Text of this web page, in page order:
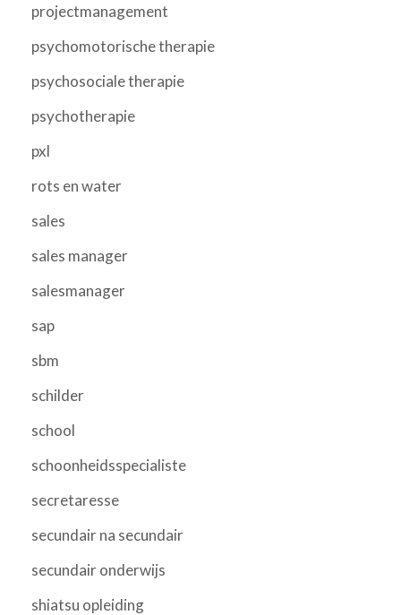
projectmanagement
psychomotorische therapie
psychosociale therapie
psychotherapie
pxl
rots en water
sales
sales manager
salesmanager
sap
sbm
schilder
school
schoonheidsspecialiste
secretaresse
secundair na secundair
secundair onderwijs
shiatsu opleiding